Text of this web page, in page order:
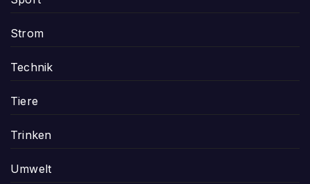
Strom
Technik
Tiere
Trinken
Umwelt